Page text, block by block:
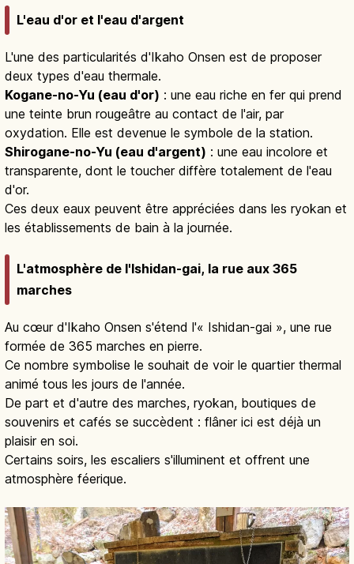
L'eau d'or et l'eau d'argent
L'une des particularités d'Ikaho Onsen est de proposer
deux types d'eau thermale.
Kogane-no-Yu (eau d'or) : une eau riche en fer qui prend
une teinte brun rougeâtre au contact de l'air, par
oxydation. Elle est devenue le symbole de la station.
Shirogane-no-Yu (eau d'argent) : une eau incolore et
transparente, dont le toucher diffère totalement de l'eau
d'or.
Ces deux eaux peuvent être appréciées dans les ryokan et
les établissements de bain à la journée.
L'atmosphère de l'Ishidan-gai, la rue aux 365
marches
Au cœur d'Ikaho Onsen s'étend l'« Ishidan-gai », une rue
formée de 365 marches en pierre.
Ce nombre symbolise le souhait de voir le quartier thermal
animé tous les jours de l'année.
De part et d'autre des marches, ryokan, boutiques de
souvenirs et cafés se succèdent : flâner ici est déjà un
plaisir en soi.
Certains soirs, les escaliers s'illuminent et offrent une
atmosphère féerique.